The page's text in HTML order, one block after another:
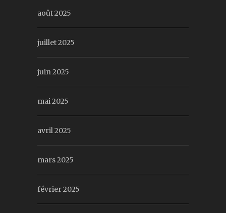
août 2025
juillet 2025
juin 2025
mai 2025
avril 2025
mars 2025
février 2025